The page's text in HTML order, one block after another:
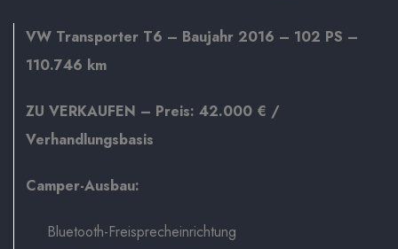
VW Transporter T6 – Baujahr 2016 – 102 PS –
110.746 km
ZU VERKAUFEN – Preis: 42.000 € /
Verhandlungsbasis
Camper-Ausbau:
Bluetooth-Freisprecheinrichtung